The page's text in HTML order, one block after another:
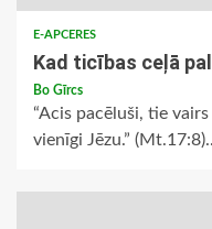
E-APCERES
Kad ticības ceļā
Bo Gīrcs
“Acis pacēluši, tie
vienīgi Jēzu.”